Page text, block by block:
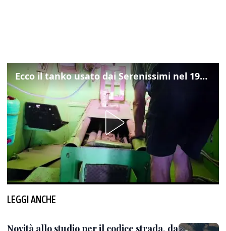
Ecco il tanko usato dai Serenissimi nel 1997 per il blitz a San Marco
LEGGI ANCHE
Novità allo studio per il codice strada, da